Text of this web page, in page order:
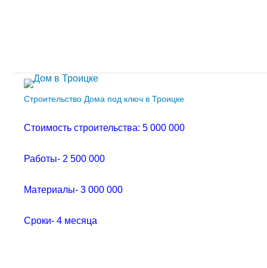
Строительство Дома под ключ в Троицке
Стоимость строительства: 5 000 000
Работы- 2 500 000
Материалы- 3 000 000
Сроки- 4 месяца